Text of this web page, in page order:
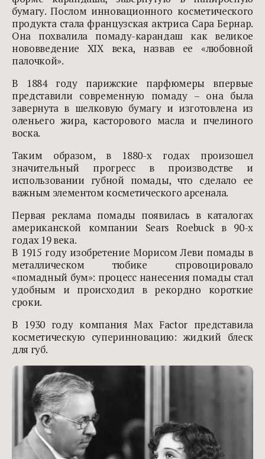
бумагу. Послом инновационного косметического
продукта стала французская актриса Сара Бернар.
Она похвалила помаду-карандаш как великое
нововведение XIX века, назвав ее «любовной
палочкой».
В 1884 году парижские парфюмеры впервые
представили современную помаду – она была
завернута в шелковую бумагу и изготовлена ​​из
оленьего жира, касторового масла и пчелиного
воска.
Таким образом, в 1880-х годах произошел
значительный прогресс в производстве и
использовании губной помады, что сделало ее
важным элементом косметического арсенала.
Первая реклама помады появилась в каталогах
американской компании Sears Roebuck в 90-х
годах 19 века.
В 1915 году изобретение Морисом Леви помады в
металлическом тюбике спровоцировало
«помадный бум»: процесс нанесения помады стал
удобным и происходил в рекордно короткие
сроки.
В 1930 году компания Max Factor представила
косметическую суперинновацию: жидкий блеск
для губ.